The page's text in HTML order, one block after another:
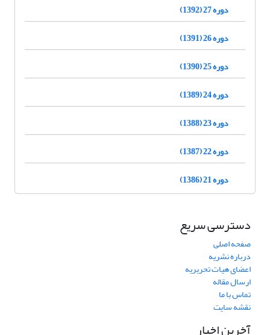
دوره 27 (1392)
دوره 26 (1391)
دوره 25 (1390)
دوره 24 (1389)
دوره 23 (1388)
دوره 22 (1387)
دوره 21 (1386)
دسترسی سریع
صفحه اصلی
درباره نشریه
اعضای هیات تحریریه
ارسال مقاله
تماس با ما
نقشه سایت
آخرین اخبار